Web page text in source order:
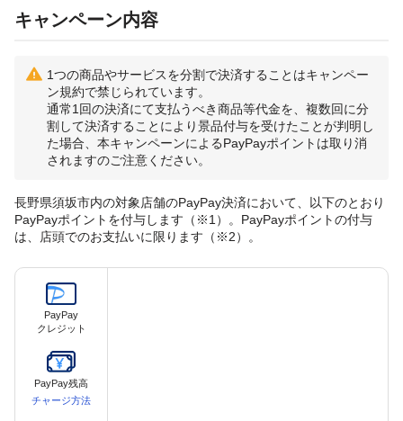
キャンペーン内容
1つの商品やサービスを分割で決済することはキャンペー
ン規約で禁じられています。
通常1回の決済にて支払うべき商品等代金を、複数回に分
割して決済することにより景品付与を受けたことが判明し
た場合、本キャンペーンによるPayPayポイントは取り消
されますのご注意ください。
長野県須坂市内の対象店舗のPayPay決済において、以下のとおり
PayPayポイントを付与します（※1）。PayPayポイントの付与
は、店頭でのお支払いに限ります（※2）。
PayPay
クレジット
PayPay残高
チャージ方法